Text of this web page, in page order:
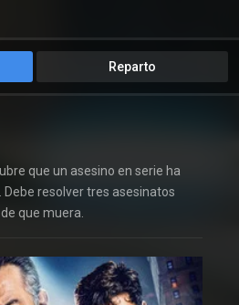
Reparto
que un asesino en serie ha
Debe resolver tres asesinatos
que muera.